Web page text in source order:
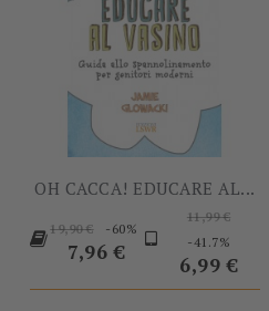
OH CACCA! EDUCARE AL...
Prezzo
base
19,90 € -60%
Prezzo
7,96 €
Prezzo
base
11,99 €
-41.7%
6,99 €